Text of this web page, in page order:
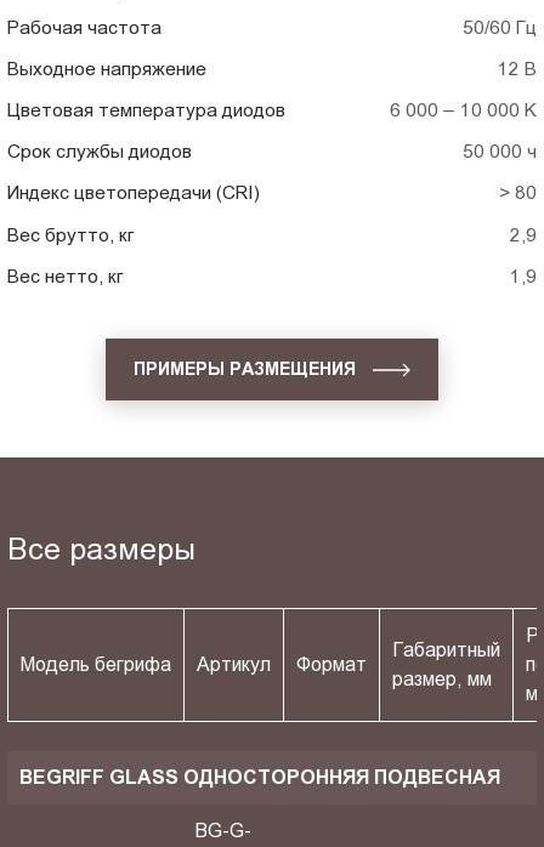
Рабочая частота 50/60 Гц
Выходное напряжение 12 В
Цветовая температура диодов 6 000 – 10 000 K
Срок службы диодов 50 000 ч
Индекс цветопередачи (CRI) > 80
Вес брутто, кг 2,9
Вес нетто, кг 1,9
ПРИМЕРЫ РАЗМЕЩЕНИЯ
Все размеры
Модель бегрифа Артикул Формат
Габаритный
размер, мм
BEGRIFF GLASS ОДНОСТОРОННЯЯ ПОДВЕСНАЯ
BG-G-